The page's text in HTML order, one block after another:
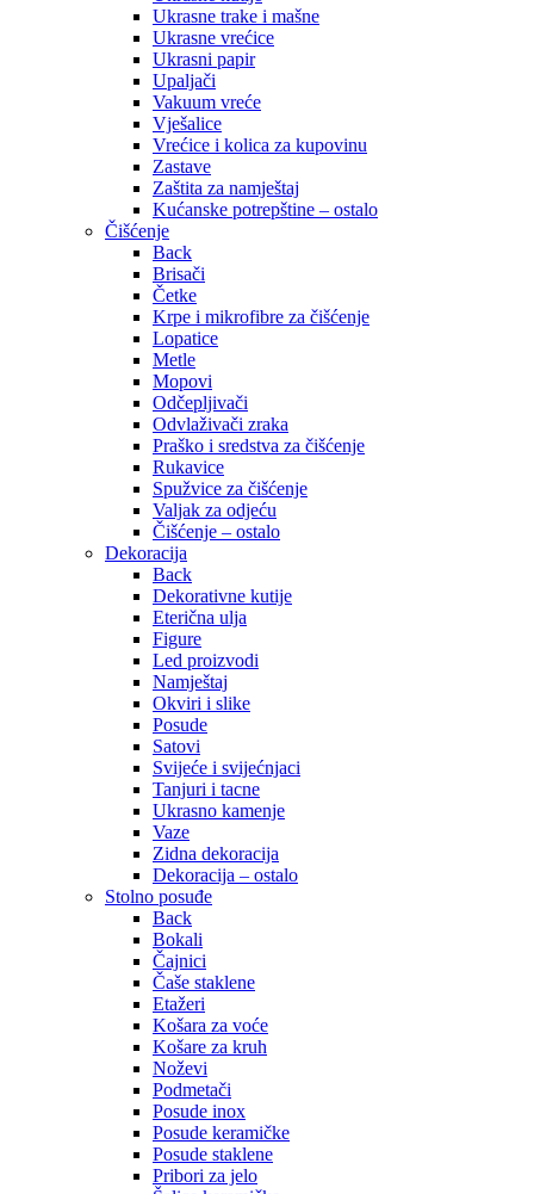
Ukrasne trake i mašne
Ukrasne vrećice
Ukrasni papir
Upaljači
Vakuum vreće
Vješalice
Vrećice i kolica za kupovinu
Zastave
Zaštita za namještaj
Kućanske potrepštine – ostalo
Čišćenje
Back
Brisači
Četke
Krpe i mikrofibre za čišćenje
Lopatice
Metle
Mopovi
Odčepljivači
Odvlaživači zraka
Praško i sredstva za čišćenje
Rukavice
Spužvice za čišćenje
Valjak za odjeću
Čišćenje – ostalo
Dekoracija
Back
Dekorativne kutije
Eterična ulja
Figure
Led proizvodi
Namještaj
Okviri i slike
Posude
Satovi
Svijeće i svijećnjaci
Tanjuri i tacne
Ukrasno kamenje
Vaze
Zidna dekoracija
Dekoracija – ostalo
Stolno posuđe
Back
Bokali
Čajnici
Čaše staklene
Etažeri
Košara za voće
Košare za kruh
Noževi
Podmetači
Posude inox
Posude keramičke
Posude staklene
Pribori za jelo